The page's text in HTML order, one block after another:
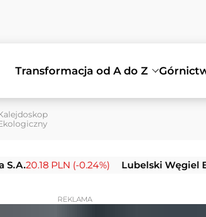
Transformacja od A do Z
PLN (-0.24%) Lubelski Węgiel
REKLAMA